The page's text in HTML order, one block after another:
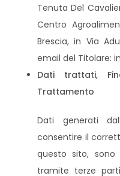
Tenuta Del
Centro
Brescia, in Via
email del Titolare:
Dati trattati,
Trattamento
Dati generati
consentire il
questo sito,
tramite terze